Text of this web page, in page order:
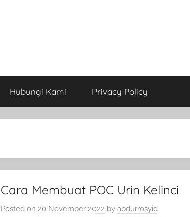
Hubungi Kami Privacy Policy
Cara Membuat POC Urin Kelinci
Posted on 20 November 2022 byabdurrosyid